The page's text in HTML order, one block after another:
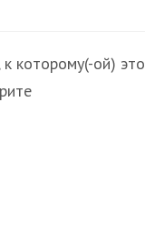
которому(-ой) это